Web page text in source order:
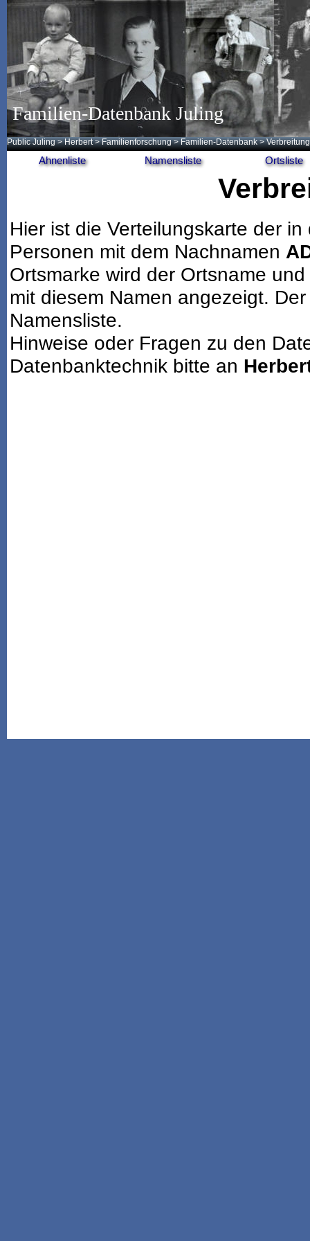
Familien-Datenbank Juling
Public Juling >Herbert >Familienforschung >Familien-Datenbank >
Ahnenliste Namensliste Ortsliste
Hier ist die Verteilungskarte der
Personen mit dem Nachnamen
Ortsmarke wird der Ortsname
mit diesem Namen angezeigt.
Namensliste.
Hinweise oder Fragen zu den
Datenbanktechnik bitte an